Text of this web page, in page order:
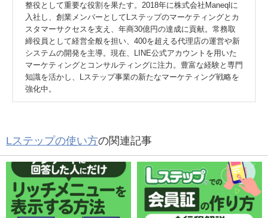
整役として重要な役割を果たす。2018年に株式会社Maneqlに
入社し、創業メンバーとしてLステップのマーケティングとカ
スタマーサクセスを支え、年商30億円の達成に貢献。常務取
締役員として経営全般を担い、400を超える代理店の運営や新
システムの開発を主導。現在、LINE公式アカウントを用いた
マーケティングとコンサルティングに注力。豊富な経験と専門
知識を活かし、Lステップ事業の新たなマーケティング戦略を
強化中。
Lステップの使い方の関連記事